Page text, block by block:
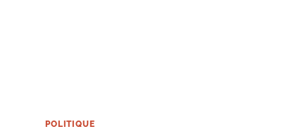
POLITIQUE